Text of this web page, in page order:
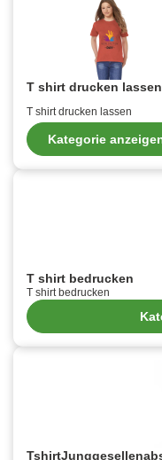
T shirt drucken lassen
T shirt drucken lassen
Kategorie
T shirt bedrucken
T shirt bedrucken